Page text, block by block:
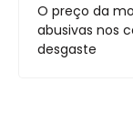
O preço da
abusivas nos
desgaste